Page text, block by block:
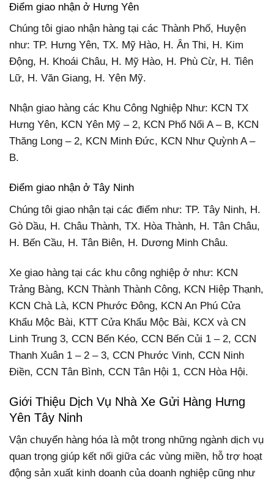
Điểm giao nhận ở Hưng Yên
Chúng tôi giao nhận hàng tại các Thành Phố, Huyện
như: TP. Hưng Yên, TX. Mỹ Hào, H. Ân Thi, H. Kim
Động, H. Khoái Châu, H. Mỹ Hào, H. Phù Cừ, H. Tiên
Lữ, H. Văn Giang, H. Yên Mỹ.
Nhận giao hàng các Khu Công Nghiệp Như: KCN TX
Hưng Yên, KCN Yên Mỹ – 2, KCN Phố Nối A – B, KCN
Thăng Long – 2, KCN Minh Đức, KCN Như Quỳnh A –
B.
Điểm giao nhận ở Tây Ninh
Chúng tôi giao nhận tại các điểm như: TP. Tây Ninh, H.
Gò Dầu, H. Châu Thành, TX. Hòa Thành, H. Tân Châu,
H. Bến Cầu, H. Tân Biên, H. Dương Minh Châu.
Xe giao hàng tại các khu công nghiệp ở như: KCN
Trảng Bàng, KCN Thành Thành Công, KCN Hiệp Thạnh,
KCN Chà Là, KCN Phước Đông, KCN An Phú Cửa
Khẩu Mộc Bài, KTT Cửa Khẩu Mộc Bài, KCX và CN
Linh Trung 3, CCN Bến Kéo, CCN Bến Củi 1 – 2, CCN
Thanh Xuân 1 – 2 – 3, CCN Phước Vinh, CCN Ninh
Điền, CCN Tân Bình, CCN Tân Hội 1, CCN Hòa Hội.
Giới Thiệu Dịch Vụ Nhà Xe Gửi Hàng Hưng
Yên Tây Ninh
Vận chuyển hàng hóa là một trong những ngành dịch vụ
quan trọng giúp kết nối giữa các vùng miền, hỗ trợ hoạt
động sản xuất kinh doanh của doanh nghiệp cũng như